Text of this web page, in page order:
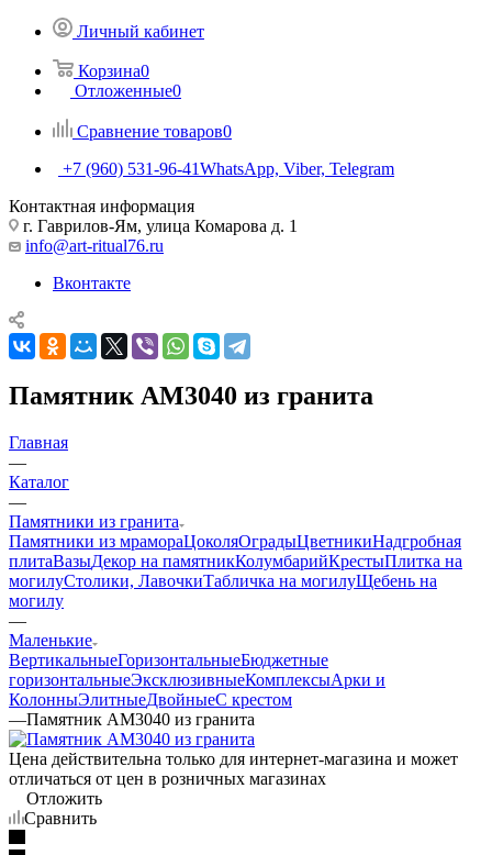
Личный кабинет
Корзина0
Отложенные0
Сравнение товаров0
+7 (960) 531-96-41WhatsApp, Viber, Telegram
Контактная информация
г. Гаврилов-Ям, улица Комарова д. 1
info@art-ritual76.ru
Вконтакте
Памятник AM3040 из гранита
Главная
—
Каталог
—
Памятники из гранита
Памятники из мрамораЦоколяОградыЦветникиНадгробная
плитаВазыДекор на памятникКолумбарийКрестыПлитка на
могилуСтолики, ЛавочкиТабличка на могилуЩебень на
могилу
—
Маленькие
ВертикальныеГоризонтальныеБюджетные
горизонтальныеЭксклюзивныеКомплексыАрки и
КолонныЭлитныеДвойныеС крестом
—Памятник AM3040 из гранита
Цена действительна только для интернет-магазина и может
отличаться от цен в розничных магазинах
Отложить
Сравнить